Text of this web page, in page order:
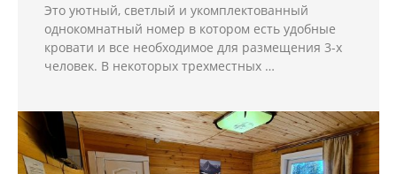
Это уютный, светлый и укомплектованный
однокомнатный номер в котором есть удобные
кровати и все необходимое для размещения 3-х
человек. В некоторых трехместных …